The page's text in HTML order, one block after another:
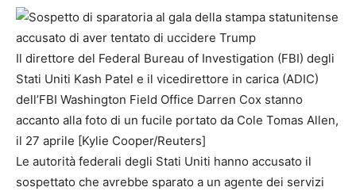
Il direttore del Federal Bureau of Investigation (FBI) degli
Stati Uniti Kash Patel e il vicedirettore in carica (ADIC)
dell’FBI Washington Field Office Darren Cox stanno
accanto alla foto di un fucile portato da Cole Tomas Allen,
il 27 aprile [Kylie Cooper/Reuters]
Le autorità federali degli Stati Uniti hanno accusato il
sospettato che avrebbe sparato a un agente dei servizi